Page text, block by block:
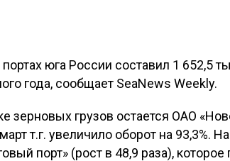
юга России составил 1 652,5
года, сообщает SeaNews Weekly.
грузов остается ОАО
т.г. увеличило оборот на 93,3%.
порт» (рост в 48,9 раза), которое